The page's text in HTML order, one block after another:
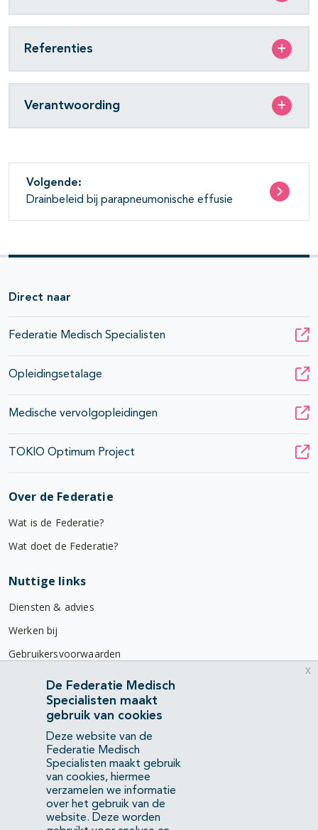
Referenties
Verantwoording
Volgende:
Drainbeleid bij parapneumonische effusie
Direct naar
Federatie Medisch Specialisten
Opleidingsetalage
Medische vervolgopleidingen
TOKIO Optimum Project
Over de Federatie
Wat is de Federatie?
Wat doet de Federatie?
Nuttige links
Diensten & advies
Werken bij
Gebruikersvoorwaarden
Privacyverklaring
Contact
Mercatorlaan 1200
3528 BL Utrecht
(088) 505 34 34
info@richtlijnendatabase.nl
De Federatie Medisch
Specialisten maakt
gebruik van cookies
Deze website van de
Federatie Medisch
Specialisten maakt gebruik
van cookies, hiermee
verzamelen we informatie
over het gebruik van de
website. Deze worden
x